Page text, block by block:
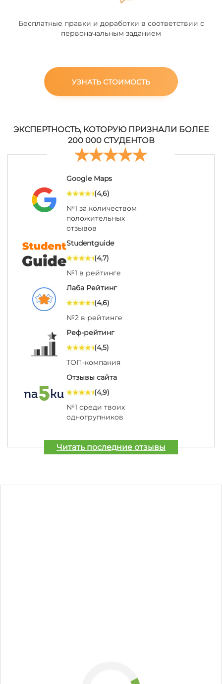
Бесплатные правки и доработки в соответствии с
первоначальным заданием
УЗНАТЬ СТОИМОСТЬ
ЭКСПЕРТНОСТЬ, КОТОРУЮ ПРИЗНАЛИ БОЛЕЕ
200 000 СТУДЕНТОВ
Google Maps
(4,6)
№1 за количеством
положительных
отзывов
Studentguide
(4,7)
№1 в рейтинге
Лаба Рейтинг
(4,6)
№2 в рейтинге
Реф-рейтинг
(4,5)
ТОП-компания
Отзывы сайта
(4,9)
№1 среди твоих
одногрупников
Читать последние отзывы